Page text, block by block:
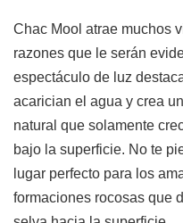
Chac Mool atrae muchos
razones que le serán
espectáculo de luz
acarician el agua y crea
natural que solamente
bajo la superficie. No te
lugar perfecto para los
formaciones rocosas que